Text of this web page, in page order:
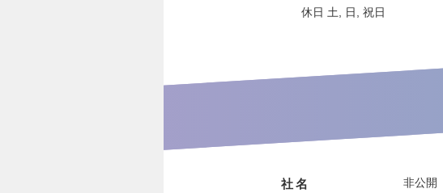
休日 土, 日, 祝日
社名 非公開